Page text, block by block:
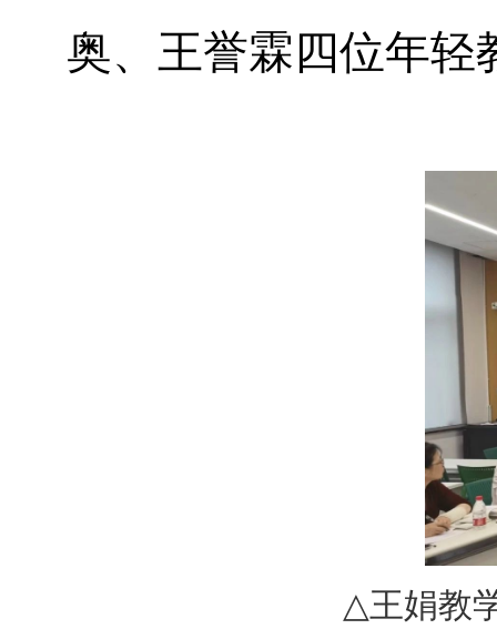
奥、王誉霖四位年轻
△王娟教